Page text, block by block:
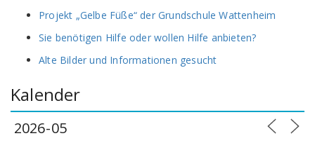
Projekt „Gelbe Füße“ der Grundschule Wattenheim
Sie benötigen Hilfe oder wollen Hilfe anbieten?
Alte Bilder und Informationen gesucht
Kalender